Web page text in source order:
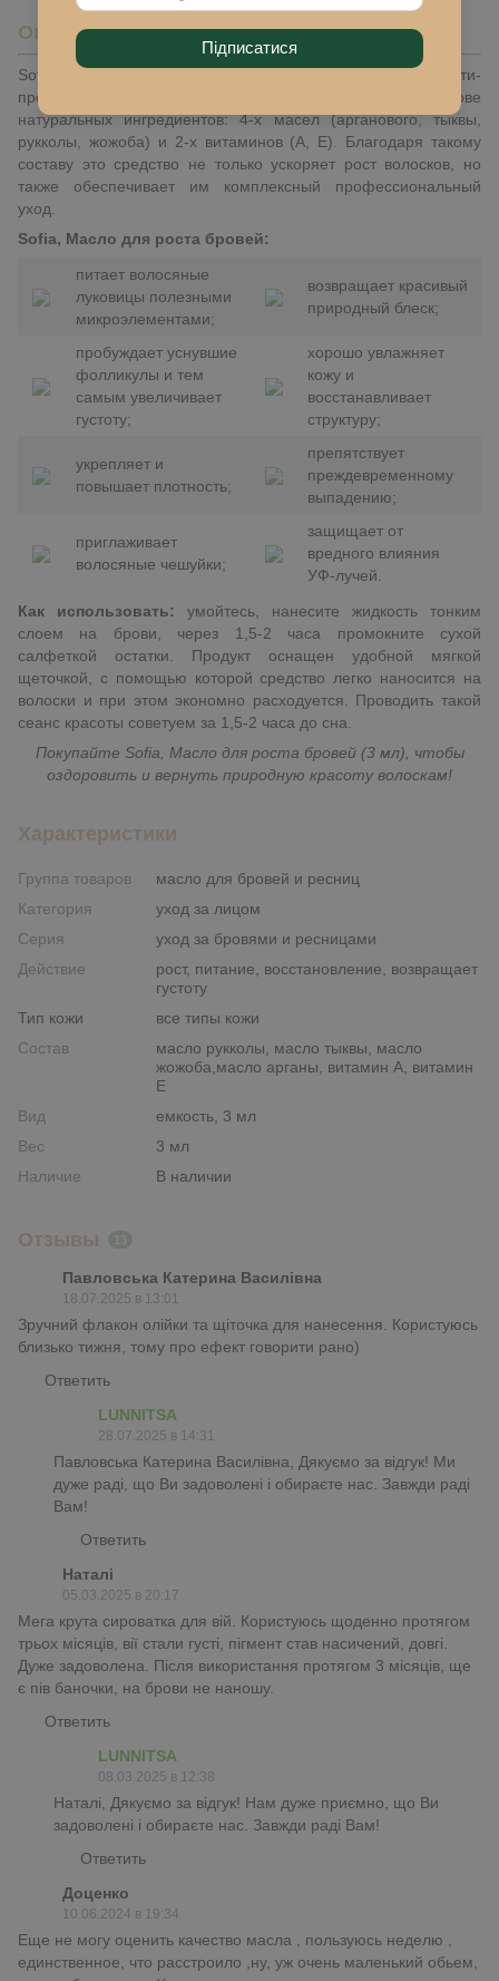
Підписатися
Описание
Sofia, Масло для роста бровей (3 мл) – эффективный бьюти-
продукт, который мы изготавливаем полностью на основе
натуральных ингредиентов: 4-х масел (арганового, тыквы,
рукколы, жожоба) и 2-х витаминов (A, E). Благодаря такому
составу это средство не только ускоряет рост волосков, но
также обеспечивает им комплексный профессиональный
уход.
Sofia, Масло для роста бровей:
питает волосяные
луковицы полезными
микроэлементами;
возвращает красивый
природный блеск;
пробуждает уснувшие
фолликулы и тем
самым увеличивает
густоту;
хорошо увлажняет
кожу и
восстанавливает
структуру;
укрепляет и
повышает плотность;
препятствует
преждевременному
выпадению;
приглаживает
волосяные чешуйки;
защищает от
вредного влияния
УФ-лучей.
Как использовать:
умойтесь, нанесите жидкость тонким
слоем на брови, через 1,5-2 часа промокните сухой
салфеткой остатки. Продукт оснащен удобной мягкой
щеточкой, с помощью которой средство легко наносится на
волоски и при этом экономно расходуется. Проводить такой
сеанс красоты советуем за 1,5-2 часа до сна.
Покупайте Sofia, Масло для роста бровей (3 мл), чтобы
оздоровить и вернуть природную красоту волоскам!
Характеристики
Группа товаров
масло для бровей и ресниц
Категория
уход за лицом
Серия
уход за бровями и ресницами
Действие
рост, питание, восстановление, возвращает
густоту
Тип кожи
все типы кожи
Состав
масло рукколы, масло тыквы, масло
жожоба,масло арганы, витамин А, витамин
Е
Вид
емкость, 3 мл
Вес
3 мл
Наличие
В наличии
Отзывы
Павловська Катерина Василівна
18.07.2025 в 13:01
Зручний флакон олійки та щіточка для нанесення. Користуюсь
близько тижня, тому про ефект говорити рано)
Ответить
LUNNITSA
28.07.2025 в 14:31
Павловська Катерина Василівна, Дякуємо за відгук! Ми
дуже раді, що Ви задоволені і обираєте нас. Завжди раді
Вам!
Ответить
Наталі
05.03.2025 в 20:17
Мега крута сироватка для вій. Користуюсь щоденно протягом
трьох місяців, вії стали густі, пігмент став насичений, довгі.
Дуже задоволена. Після використання протягом 3 місяців, ще
є пів баночки, на брови не наношу.
Ответить
LUNNITSA
08.03.2025 в 12:38
Наталі, Дякуємо за відгук! Нам дуже приємно, що Ви
задоволені і обираєте нас. Завжди раді Вам!
Ответить
Доценко
10.06.2024 в 19:34
Еще не могу оценить качество масла , пользуюсь неделю ,
единственное, что расстроило ,ну, уж очень маленький обьем,